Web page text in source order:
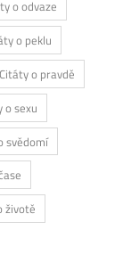
o odvaze
o peklu
Citáty o pravdě
o sexu
svědomí
životě